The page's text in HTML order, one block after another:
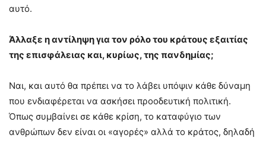
αυτό.
Άλλαξε η αντίληψη για τον ρόλο του κράτους εξαιτίας
της επισφάλειας και, κυρίως, της πανδημίας;
Ναι, και αυτό θα πρέπει να το λάβει υπόψιν κάθε δύναμη
που ενδιαφέρεται να ασκήσει προοδευτική πολιτική.
Όπως συμβαίνει σε κάθε κρίση, το καταφύγιο των
ανθρώπων δεν είναι οι «αγορές» αλλά το κράτος, δηλαδή